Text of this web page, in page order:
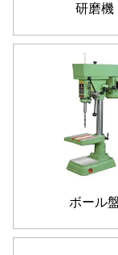
研磨機
ボール